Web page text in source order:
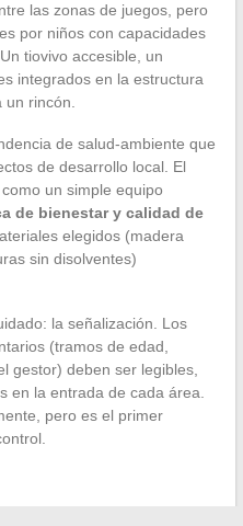
las zonas de juegos, pero
por niños con capacidades
tiovivo accesible, un
integrados en la estructura
un rincón.
de salud-ambiente que
de desarrollo local. El
un simple equipo
de bienestar y calidad de
elegidos (madera
sin disolventes)
la señalización. Los
(tramos de edad,
gestor) deben ser legibles,
en la entrada de cada área.
pero es el primer